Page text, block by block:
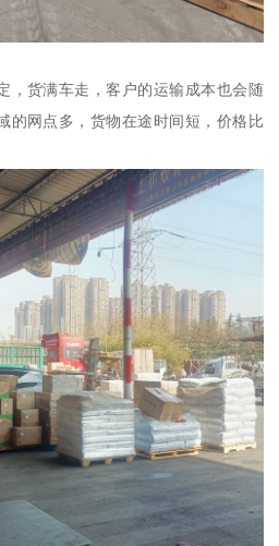
，货满车走，客户的运输成本也会随
的网点多，货物在途时间短，价格比